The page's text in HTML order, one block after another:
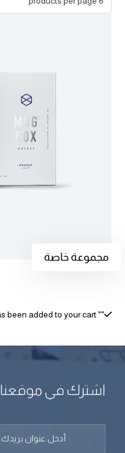
مجموعة خاصة
"
" has been added to your cart.
اشترك في موقعنا